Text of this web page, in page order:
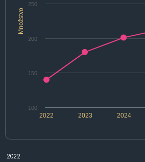
Množstvo
2022 2024
2023
100
150
200
250
2022